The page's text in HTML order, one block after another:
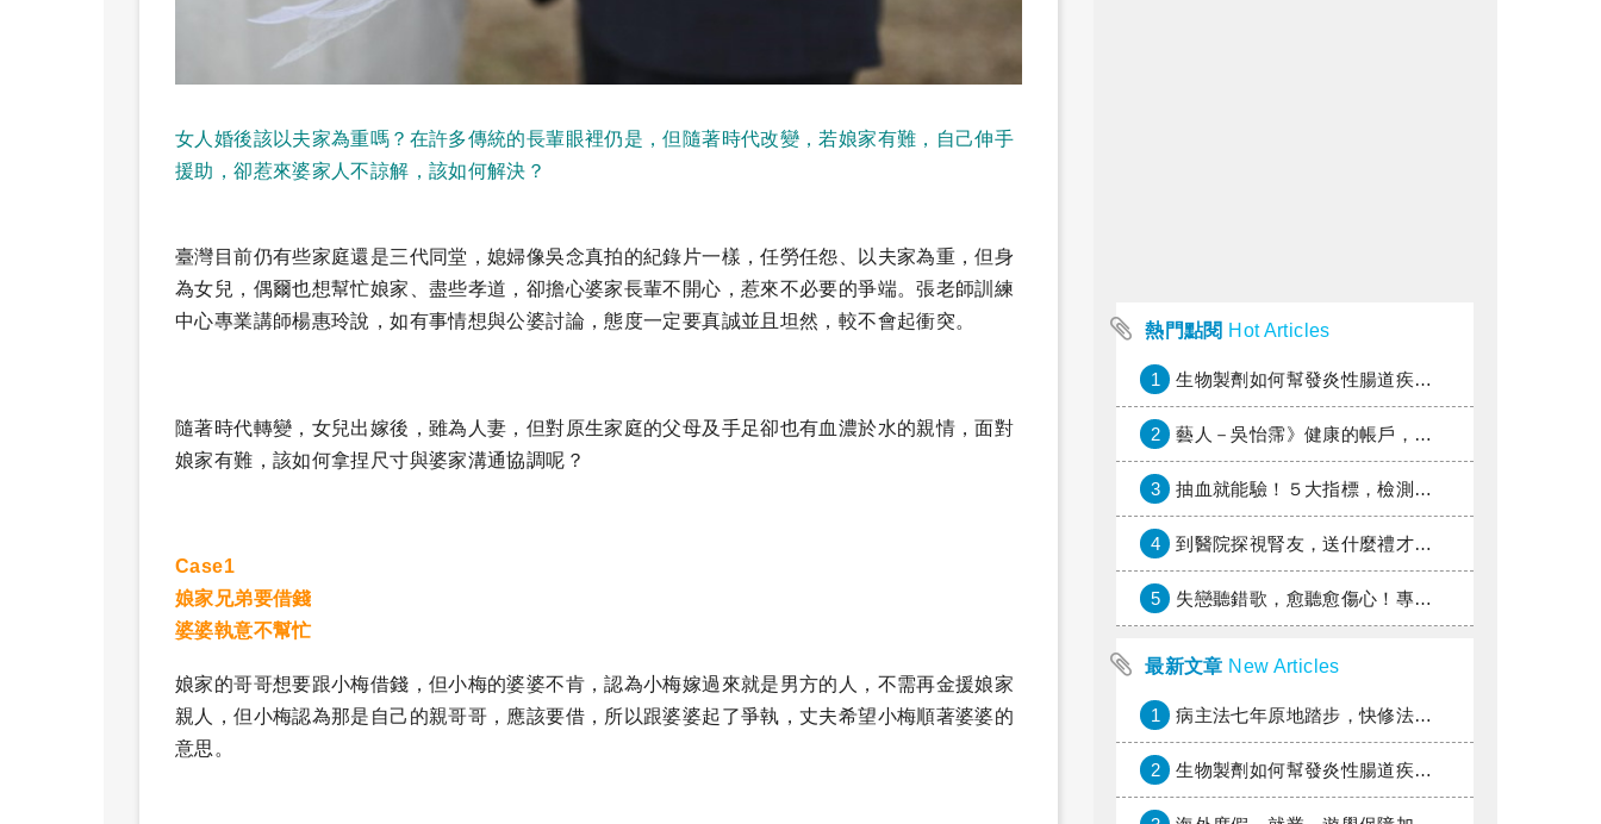
女人婚後該以夫家為重嗎？在許多傳統的長輩眼裡仍是，但隨著時代改變，若娘家有難，自己伸手
援助，卻惹來婆家人不諒解，該如何解決？
臺灣目前仍有些家庭還是三代同堂，媳婦像吳念真拍的紀錄片一樣，任勞任怨、以夫家為重，但身
為女兒，偶爾也想幫忙娘家、盡些孝道，卻擔心婆家長輩不開心，惹來不必要的爭端。張老師訓練
中心專業講師楊惠玲說，如有事情想與公婆討論，態度一定要真誠並且坦然，較不會起衝突。
隨著時代轉變，女兒出嫁後，雖為人妻，但對原生家庭的父母及手足卻也有血濃於水的親情，面對
娘家有難，該如何拿捏尺寸與婆家溝通協調呢？
Case1
娘家兄弟要借錢
婆婆執意不幫忙
娘家的哥哥想要跟小梅借錢，但小梅的婆婆不肯，認為小梅嫁過來就是男方的人，不需再金援娘家
親人，但小梅認為那是自己的親哥哥，應該要借，所以跟婆婆起了爭執，丈夫希望小梅順著婆婆的
意思。
熱門點閱 Hot Articles
1 生物製劑如何幫發炎性腸道疾病患者抗潰瘍？治療進展與健保給付困境一次看
2 藝人－吳怡霈》健康的帳戶，年輕時別提光
3 抽血就能驗！５大指標，檢測身體是否發炎
4 到醫院探視腎友，送什麼禮才好？
5 失戀聽錯歌，愈聽愈傷心！專家教你挑對療傷情歌
最新文章 New Articles
1 病主法七年原地踏步，快修法讓病人自主決定善終
2 生物製劑如何幫發炎性腸道疾病患者抗潰瘍？治療進展與健保給付困境一次看